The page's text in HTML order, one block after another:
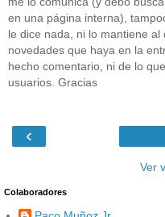
en una página interna),
le dice nada, ni lo mantiene al
novedades que haya en la
hecho comentario, ni de lo
usuarios. Gracias
‹
Ver
Colaboradores